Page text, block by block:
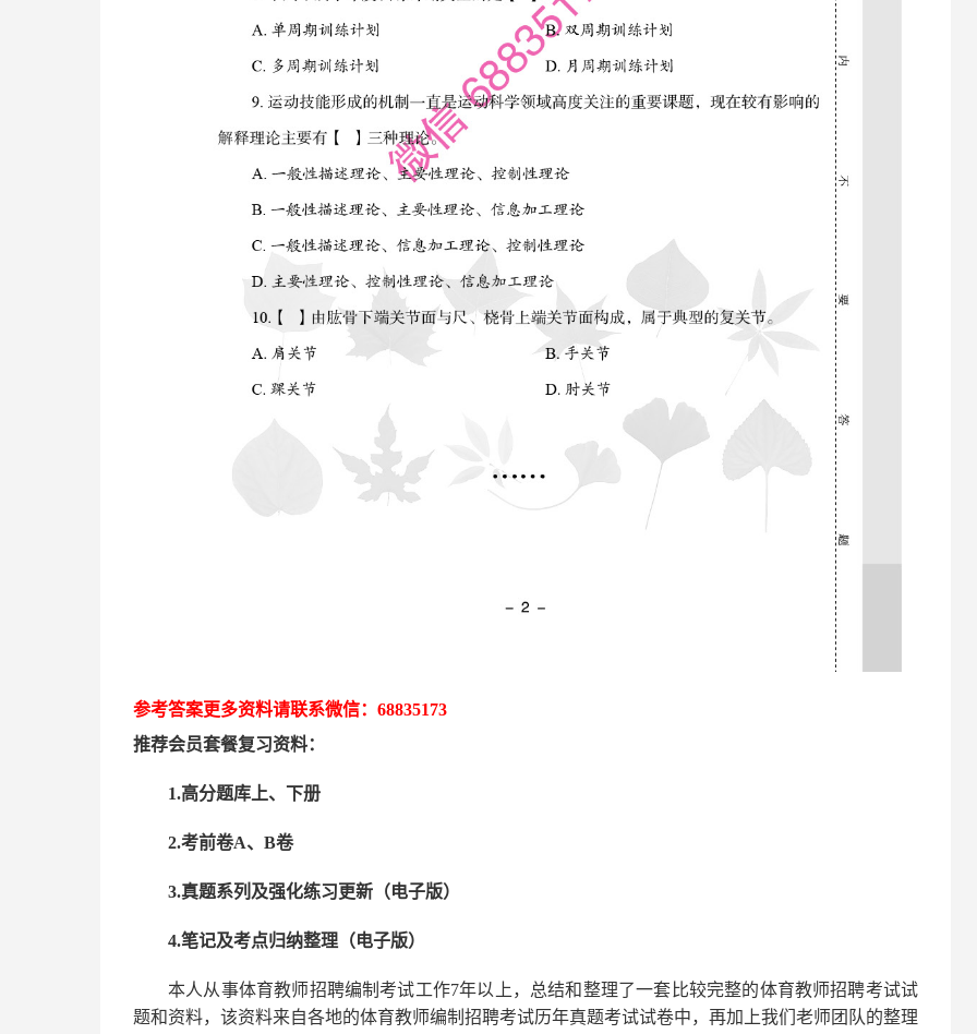
参考答案更多资料请联系微信： 68835173
推荐会员套餐复习资料：
1.高分题库上、下册
2.考前卷A、B卷
3.真题系列及强化练习更新（电子版）
4.笔记及考点归纳整理（电子版）
本人从事体育教师招聘编制考试工作7年以上，总结和整理了一套比较完整的体育教师招聘考试试
题和资料，该资料来自各地的体育教师编制招聘考试历年真题考试试卷中， 再加上我们 老师 团队的整理